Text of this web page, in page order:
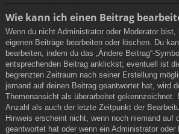
Wie kann ich einen Beitrag
Wenn du nicht Administrator oder Moderator
eigenen Beiträge bearbeiten oder löschen. Du
bearbeiten, indem du das „Ändere Beitrag“-
entsprechenden Beitrag anklickst; eventuell ist
begrenzten Zeitraum nach seiner Erstellung
jemand auf deinen Beitrag geantwortet hat, wird
Themenansicht als überarbeitet gekennzeichnet.
Anzahl als auch der letzte Zeitpunkt der
Hinweis erscheint nicht, wenn noch niemand auf
geantwortet hat oder wenn ein Administrator oder